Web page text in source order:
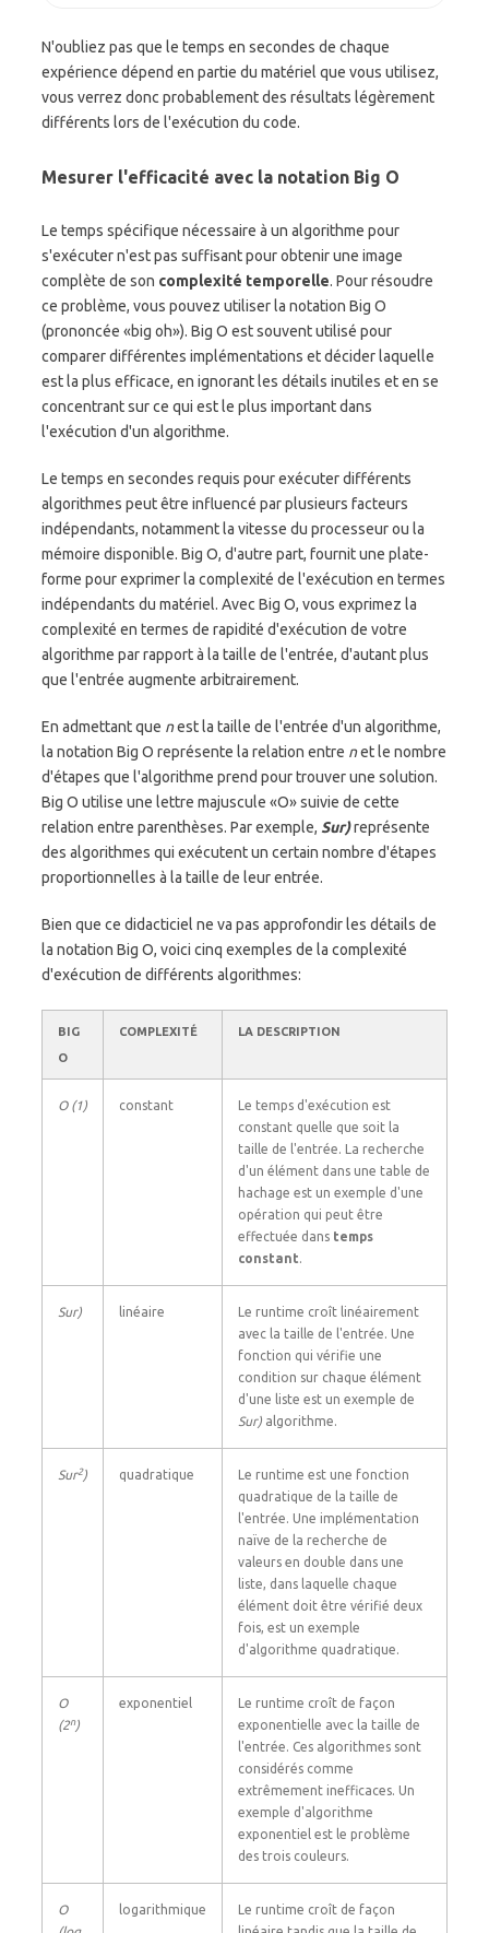
N'oubliez pas que le temps en secondes de chaque
expérience dépend en partie du matériel que vous utilisez,
vous verrez donc probablement des résultats légèrement
différents lors de l'exécution du code.
Mesurer l'efficacité avec la notation Big O
Le temps spécifique nécessaire à un algorithme pour
s'exécuter n'est pas suffisant pour obtenir une image
complète de son complexité temporelle. Pour résoudre
ce problème, vous pouvez utiliser la notation Big O
(prononcée «big oh»). Big O est souvent utilisé pour
comparer différentes implémentations et décider laquelle
est la plus efficace, en ignorant les détails inutiles et en se
concentrant sur ce qui est le plus important dans
l'exécution d'un algorithme.
Le temps en secondes requis pour exécuter différents
algorithmes peut être influencé par plusieurs facteurs
indépendants, notamment la vitesse du processeur ou la
mémoire disponible. Big O, d'autre part, fournit une plate-
forme pour exprimer la complexité de l'exécution en termes
indépendants du matériel. Avec Big O, vous exprimez la
complexité en termes de rapidité d'exécution de votre
algorithme par rapport à la taille de l'entrée, d'autant plus
que l'entrée augmente arbitrairement.
En admettant que nest la taille de l'entrée d'un algorithme,
la notation Big O représente la relation entre net le nombre
d'étapes que l'algorithme prend pour trouver une solution.
Big O utilise une lettre majuscule «O» suivie de cette
relation entre parenthèses. Par exemple, Sur)représente
des algorithmes qui exécutent un certain nombre d'étapes
proportionnelles à la taille de leur entrée.
Bien que ce didacticiel ne va pas approfondir les détails de
la notation Big O, voici cinq exemples de la complexité
d'exécution de différents algorithmes:
BIG
O
COMPLEXITÉ LA DESCRIPTION
O (1) constant
Le temps d'exécution est
constant quelle que soit la
taille de l'entrée. La recherche
d'un élément dans une table de
hachage est un exemple d'une
opération qui peut être
effectuée dans temps
constant.
Sur) linéaire
Le runtime croît linéairement
avec la taille de l'entrée. Une
fonction qui vérifie une
condition sur chaque élément
d'une liste est un exemple de
Sur) algorithme.
Sur2) quadratique
Le runtime est une fonction
quadratique de la taille de
l'entrée. Une implémentation
naïve de la recherche de
valeurs en double dans une
liste, dans laquelle chaque
élément doit être vérifié deux
fois, est un exemple
d'algorithme quadratique.
O
(2n)
exponentiel
Le runtime croît de façon
exponentielle avec la taille de
l'entrée. Ces algorithmes sont
considérés comme
extrêmement inefficaces. Un
exemple d'algorithme
exponentiel est le problème
des trois couleurs.
O
logarithmique
Le runtime croît de façon